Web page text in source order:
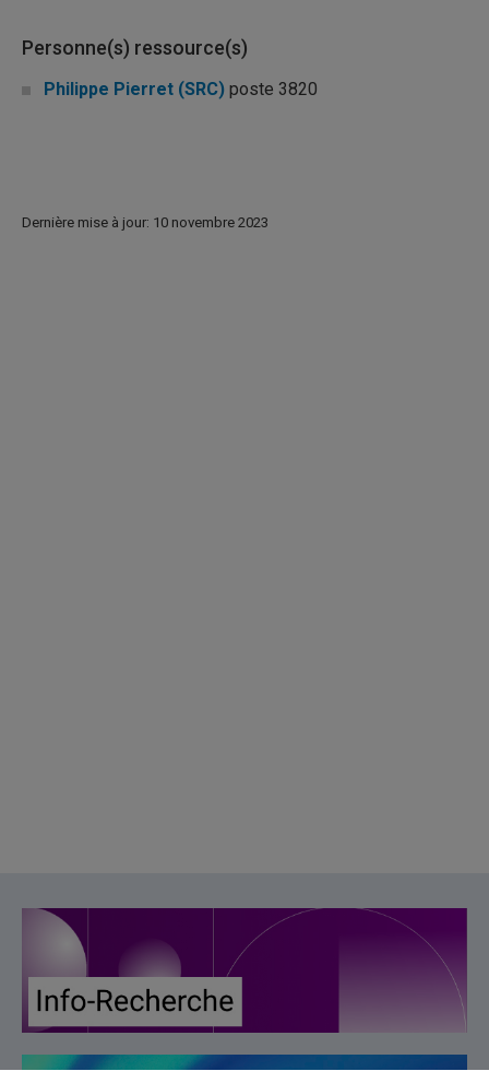
Personne(s) ressource(s)
Philippe Pierret (SRC) poste 3820
Dernière mise à jour: 10 novembre 2023